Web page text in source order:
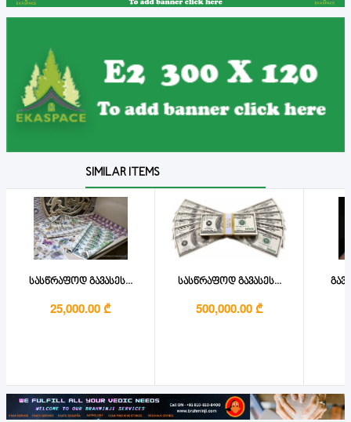
SIMILAR ITEMS
სასწრაფოდ გავასეს...
25,000.00 ₾
სასწრაფოდ გავასეს...
500,000.00 ₾